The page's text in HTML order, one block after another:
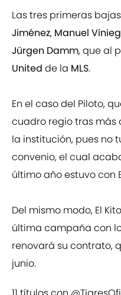
Las tres primeras
Jiménez, Manuel
Jürgen Damm, que al
United de la MLS.
En el caso del Piloto,
cuadro regio tras más
la institución, pues no
convenio, el cual
último año estuvo con
Del mismo modo, El
última campaña con
renovará su contrato,
junio.